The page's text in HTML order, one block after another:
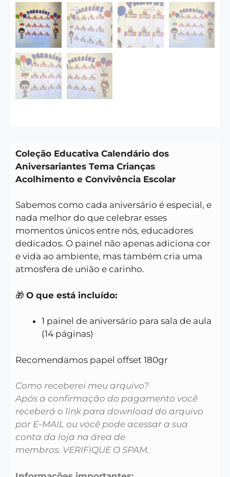
Coleção Educativa Calendário dos
Aniversariantes Tema Crianças
Acolhimento e Convivência Escolar
Sabemos como cada aniversário é especial, e
nada melhor do que celebrar esses
momentos únicos entre nós, educadores
dedicados. O painel não apenas adiciona cor
e vida ao ambiente, mas também cria uma
atmosfera de união e carinho.
🎁 O que está incluído:
1 painel de aniversário para sala de aula
(14 páginas)
Recomendamos papel offset 180gr
Como receberei meu arquivo?
Após a confirmação do pagamento você
receberá o link para download do arquivo
por E-MAIL ou você pode acessar a sua
conta da loja na área de
membros. VERIFIQUE O SPAM.